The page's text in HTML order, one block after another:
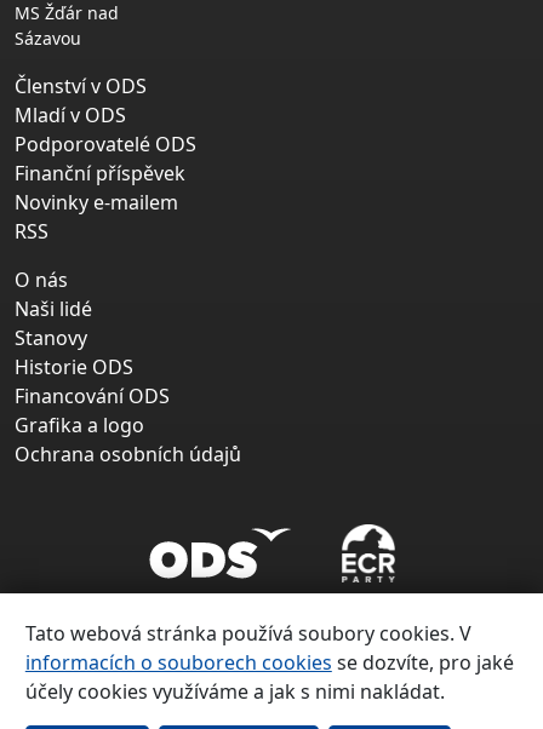
MS Žďár nad
Sázavou
Členství v ODS
Mladí v ODS
Podporovatelé ODS
Finanční příspěvek
Novinky e-mailem
RSS
O nás
Naši lidé
Stanovy
Historie ODS
Financování ODS
Grafika a logo
Ochrana osobních údajů
Tato webová stránka používá soubory cookies. V
informacích o souborech cookies se dozvíte, pro jaké
účely cookies využíváme a jak s nimi nakládat.